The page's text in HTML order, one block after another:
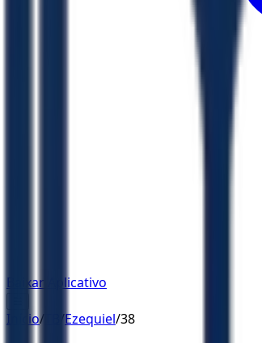
Baixar Aplicativo
Início/ /Ezequiel/38